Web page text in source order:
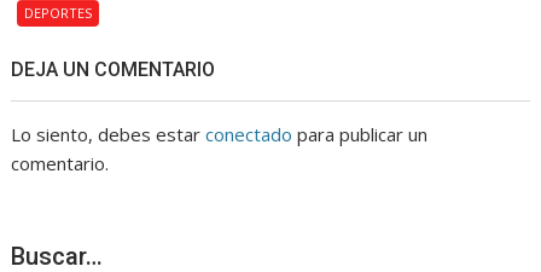
DEPORTES
DEJA UN COMENTARIO
Lo siento, debes estarconectado para publicar un
comentario.
Buscar…